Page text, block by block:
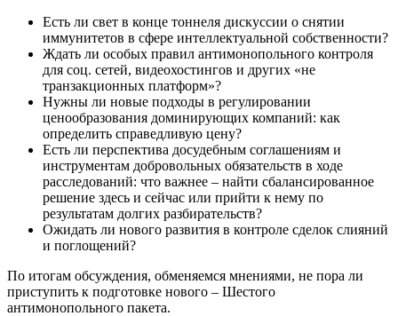
Есть ли свет в конце тоннеля дискуссии о снятии
иммунитетов в сфере интеллектуальной собственности?
Ждать ли особых правил антимонопольного контроля
для соц. сетей, видеохостингов и других «не
транзакционных платформ»?
Нужны ли новые подходы в регулировании
ценообразования доминирующих компаний: как
определить справедливую цену?
Есть ли перспектива досудебным соглашениям и
инструментам добровольных обязательств в ходе
расследований: что важнее – найти сбалансированное
решение здесь и сейчас или прийти к нему по
результатам долгих разбирательств?
Ожидать ли нового развития в контроле сделок слияний
и поглощений?
По итогам обсуждения, обменяемся мнениями, не пора ли
приступить к подготовке нового – Шестого
антимонопольного пакета.